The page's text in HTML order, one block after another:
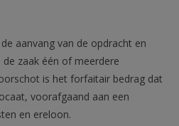
aanvang van de opdracht en
zaak één of meerdere
is het forfaitair bedrag dat
voorafgaand aan een
en ereloon.